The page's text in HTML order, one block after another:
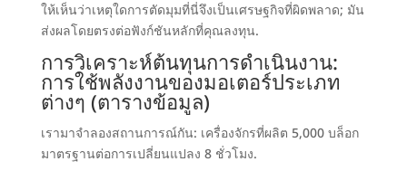
ให้เห็นว่าเหตุใดการตัดมุมที่นี่จึงเป็นเศรษฐกิจที่ผิดพลาด; มัน
ส่งผลโดยตรงต่อฟังก์ชันหลักที่คุณลงทุน.
การวิเคราะห์ต้นทุนการดำเนินงาน:
การใช้พลังงานของมอเตอร์ประเภท
ต่างๆ (ตารางข้อมูล)
เรามาจำลองสถานการณ์กัน: เครื่องจักรที่ผลิต 5,000 บล็อก
มาตรฐานต่อการเปลี่ยนแปลง 8 ชั่วโมง.